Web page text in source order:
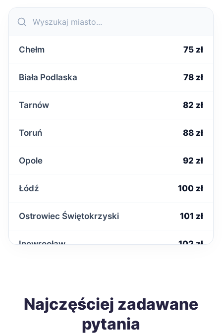
Chełm 75 zł
Biała Podlaska 78 zł
Tarnów 82 zł
Toruń 88 zł
Opole 92 zł
Łódź 100 zł
Ostrowiec Świętokrzyski 101 zł
Inowrocław 102 zł
Wałbrzych 104 zł
Tomaszów Mazowiecki
Najczęściej zadawane
pytania